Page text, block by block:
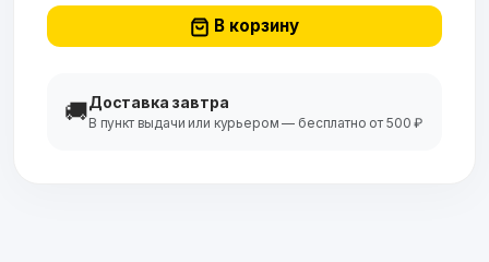
В корзину
🚚Доставка завтра
В пункт выдачи или курьером — бесплатно от 500 ₽